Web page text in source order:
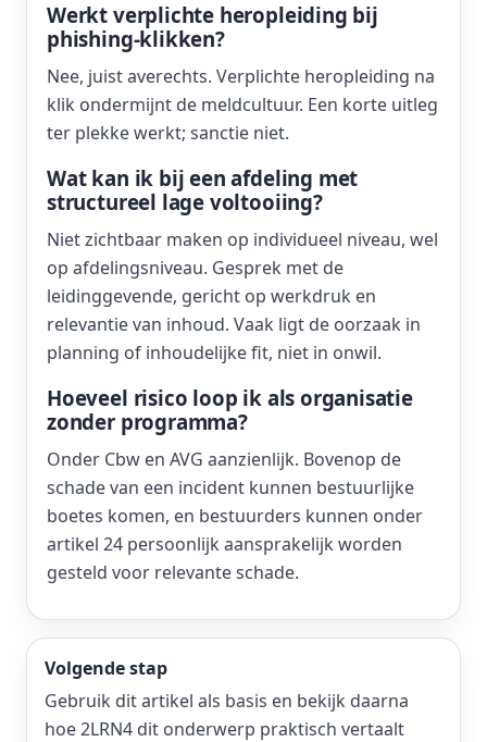
Werkt verplichte heropleiding bij
phishing-klikken?
Nee, juist averechts. Verplichte heropleiding na
klik ondermijnt de meldcultuur. Een korte uitleg
ter plekke werkt; sanctie niet.
Wat kan ik bij een afdeling met
structureel lage voltooiing?
Niet zichtbaar maken op individueel niveau, wel
op afdelingsniveau. Gesprek met de
leidinggevende, gericht op werkdruk en
relevantie van inhoud. Vaak ligt de oorzaak in
planning of inhoudelijke fit, niet in onwil.
Hoeveel risico loop ik als organisatie
zonder programma?
Onder Cbw en AVG aanzienlijk. Bovenop de
schade van een incident kunnen bestuurlijke
boetes komen, en bestuurders kunnen onder
artikel 24 persoonlijk aansprakelijk worden
gesteld voor relevante schade.
Volgende stap
Gebruik dit artikel als basis en bekijk daarna
hoe 2LRN4 dit onderwerp praktisch vertaalt